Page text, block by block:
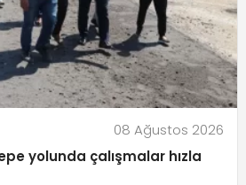
08 Ağustos 2026
yolunda çalışmalar hızla